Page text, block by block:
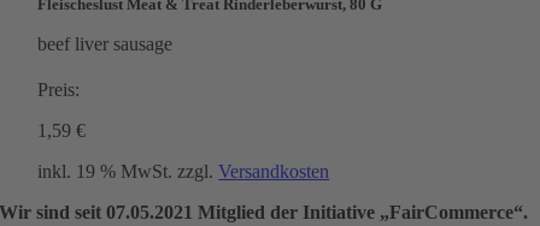
Fleischeslust Meat & Treat Rinderleberwurst, 80 G
beef liver sausage
Preis:
1,59€
inkl. 19 % MwSt. zzgl.Versandkosten
Wir sind seit07.05.2021Mitglied der Initiative „FairCommerce“.